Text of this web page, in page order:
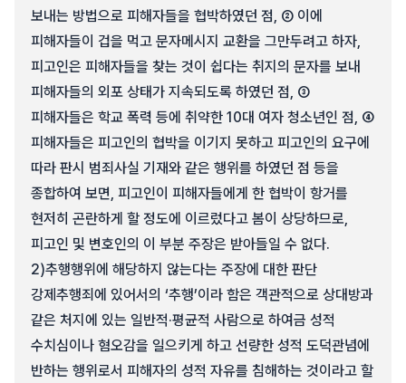
보내는 방법으로 피해자들을 협박하였던 점, ② 이에
피해자들이 겁을 먹고 문자메시지 교환을 그만두려고 하자,
피고인은 피해자들을 찾는 것이 쉽다는 취지의 문자를 보내
피해자들의 외포 상태가 지속되도록 하였던 점, ③
피해자들은 학교 폭력 등에 취약한 10대 여자 청소년인 점, ④
피해자들은 피고인의 협박을 이기지 못하고 피고인의 요구에
따라 판시 범죄사실 기재와 같은 행위를 하였던 점 등을
종합하여 보면, 피고인이 피해자들에게 한 협박이 항거를
현저히 곤란하게 할 정도에 이르렀다고 봄이 상당하므로,
피고인 및 변호인의 이 부분 주장은 받아들일 수 없다.
2)추행행위에 해당하지 않는다는 주장에 대한 판단
강제추행죄에 있어서의 ‘추행’이라 함은 객관적으로 상대방과
같은 처지에 있는 일반적·평균적 사람으로 하여금 성적
수치심이나 혐오감을 일으키게 하고 선량한 성적 도덕관념에
반하는 행위로서 피해자의 성적 자유를 침해하는 것이라고 할